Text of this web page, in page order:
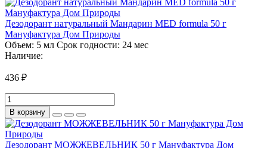
Дезодорант натуральный Мандарин MED formula 50 г
Мануфактура Дом Природы
Объем: 5 мл Срок годности: 24 мес
Наличие:
436 ₽
В корзину
Дезодорант МОЖЖЕВЕЛЬНИК 50 г Мануфактура Дом